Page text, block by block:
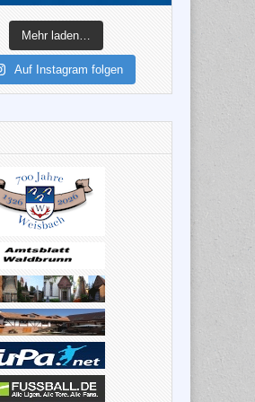
Mehr laden…
Auf Instagram folgen